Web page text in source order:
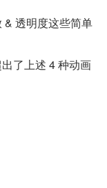
& 透明度这些简单
了上述 4 种动画